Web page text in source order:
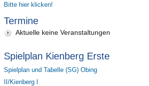
Bitte hier klicken!
Termine
Aktuelle keine Veranstaltungen
Spielplan Kienberg Erste
Spielplan und Tabelle (SG) Obing
II/Kienberg I